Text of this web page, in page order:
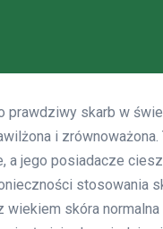
prawdziwy skarb w
i
a jego posiadacze
stosowania
wiekiem skóra